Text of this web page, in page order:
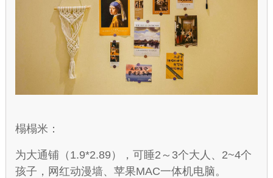
榻榻米：
为大通铺（1.9*2.89），可睡2～3个大人、2~4个
孩子，网红动漫墙、苹果MAC一体机电脑。